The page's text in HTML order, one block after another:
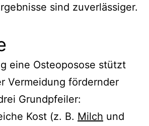
sind zuverlässiger.
eine Osteoposose stützt
Vermeidung fördernder
Grundpfeiler:
Kost (z. B. Milch und